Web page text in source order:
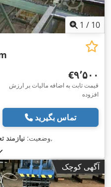
1 / 10
‎€۹٬۵۰۰
قیمت ثابت به اضافه مالیات بر ارزش
افزوده
تماس بگیرید
وضعیت: نیازمند ,
آگهی کوچک